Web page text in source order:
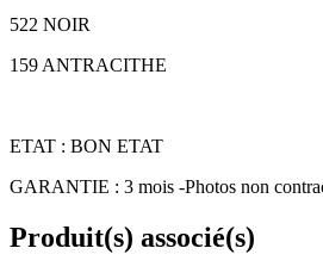
522 NOIR
159 ANTRACITHE
ETAT : BON ETAT
GARANTIE : 3 mois -Photos non
Produit(s) associé(s)